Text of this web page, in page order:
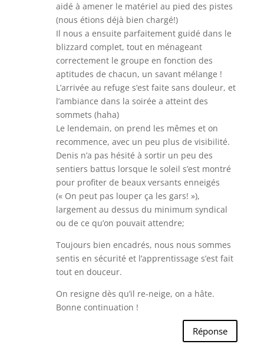
aidé à amener le matériel au pied des pistes
(nous étions déjà bien chargé!)
Il nous a ensuite parfaitement guidé dans le
blizzard complet, tout en ménageant
correctement le groupe en fonction des
aptitudes de chacun, un savant mélange !
L’arrivée au refuge s’est faite sans douleur, et
l’ambiance dans la soirée a atteint des
sommets (haha)
Le lendemain, on prend les mêmes et on
recommence, avec un peu plus de visibilité.
Denis n’a pas hésité à sortir un peu des
sentiers battus lorsque le soleil s’est montré
pour profiter de beaux versants enneigés
(« On peut pas louper ça les gars! »),
largement au dessus du minimum syndical
ou de ce qu’on pouvait attendre;
Toujours bien encadrés, nous nous sommes
sentis en sécurité et l’apprentissage s’est fait
tout en douceur.
On resigne dès qu’il re-neige, on a hâte.
Bonne continuation !
Réponse